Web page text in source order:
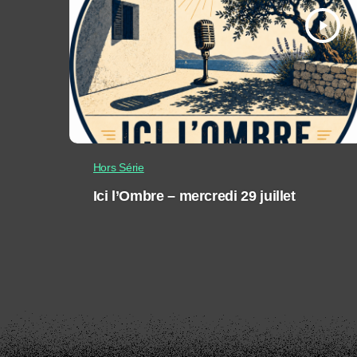
play_arrow
Hors Série
Ici l’Ombre – mercredi 29 juillet